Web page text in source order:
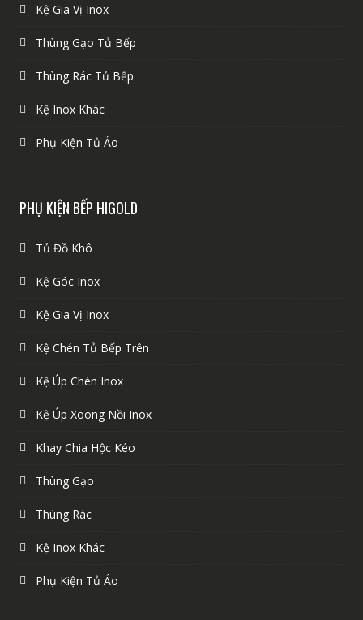
Kệ Gia Vị Inox
Thùng Gạo Tủ Bếp
Thùng Rác Tủ Bếp
Kệ Inox Khác
Phụ Kiện Tủ Áo
PHỤ KIỆN BẾP HIGOLD
Tủ Đồ Khô
Kệ Góc Inox
Kệ Gia Vị Inox
Kệ Chén Tủ Bếp Trên
Kệ Úp Chén Inox
Kệ Úp Xoong Nồi Inox
Khay Chia Hộc Kéo
Thùng Gạo
Thùng Rác
Kệ Inox Khác
Phụ Kiện Tủ Áo